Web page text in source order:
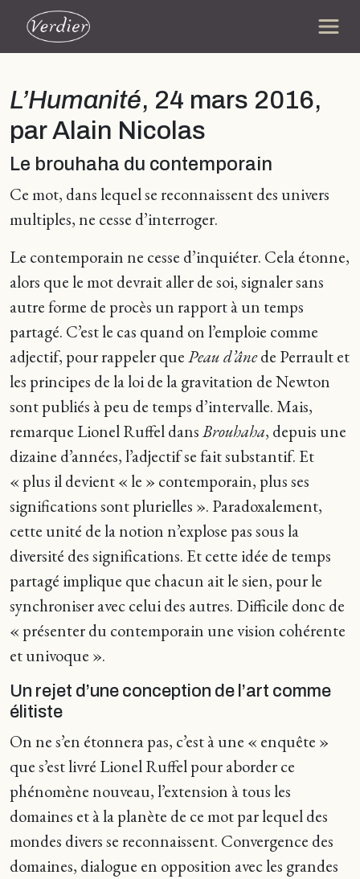
L’Humanité, 24 mars 2016,
par Alain Nicolas
Le brouhaha du contemporain
Ce mot, dans lequel se reconnaissent des univers
multiples, ne cesse d’interroger.
Le contemporain ne cesse d’inquiéter. Cela étonne,
alors que le mot devrait aller de soi, signaler sans
autre forme de procès un rapport à un temps
partagé. C’est le cas quand on l’emploie comme
adjectif, pour rappeler quePeau d’ânede Perrault et
les principes de la loi de la gravitation de Newton
sont publiés à peu de temps d’intervalle. Mais,
remarque Lionel Ruffel dansBrouhaha, depuis une
dizaine d’années, l’adjectif se fait substantif. Et
« plus il devient « le » contemporain, plus ses
significations sont plurielles ». Paradoxalement,
cette unité de la notion n’explose pas sous la
diversité des significations. Et cette idée de temps
partagé implique que chacun ait le sien, pour le
synchroniser avec celui des autres. Difficile donc de
« présenter du contemporain une vision cohérente
et univoque ».
Un rejet d’une conception de l’art comme
élitiste
On ne s’en étonnera pas, c’est à une « enquête »
que s’est livré Lionel Ruffel pour aborder ce
phénomène nouveau, l’extension à tous les
domaines et à la planète de ce mot par lequel des
mondes divers se reconnaissent. Convergence des
domaines, dialogue en opposition avec les grandes